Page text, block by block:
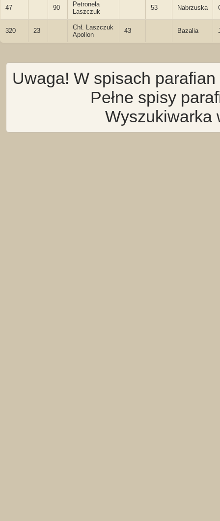
47 90
Petronela
Laszczuk
53 Nabrzuska
320 23
Chł. Laszczuk
Apollon
43 Bazalia
Uwaga! W spisach
Pełne spisy
Wyszukiwarka